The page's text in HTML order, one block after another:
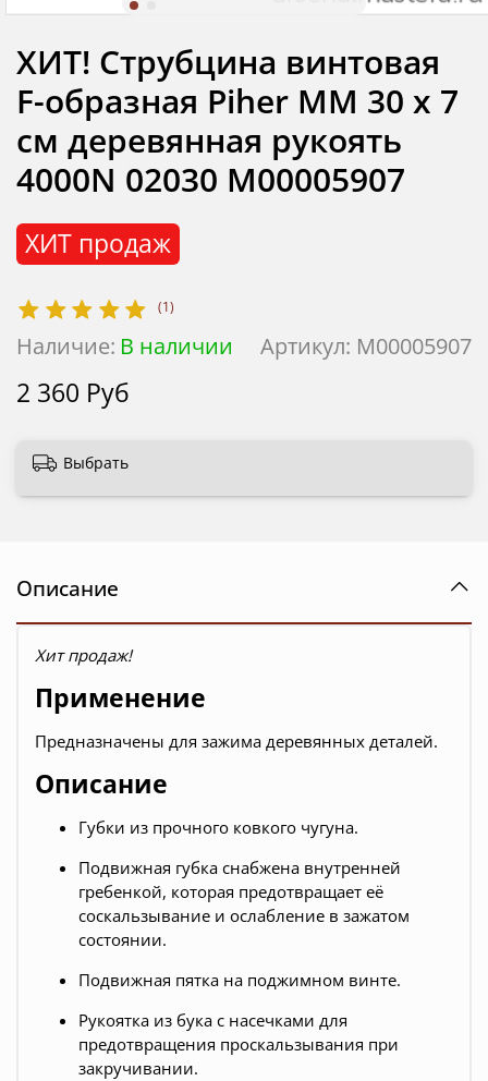
(1)
Артикул: М00005907
Наличие: В наличии
ХИТ продаж
ХИТ! Струбцина винтовая
F-образная Piher MM 30 х 7
см деревянная рукоять
4000N 02030 М00005907
2 360 Руб
Выбрать
Описание
Хит продаж!
Применение
Предназначены для зажима деревянных деталей.
Описание
Губки из прочного ковкого чугуна.
Подвижная губка снабжена внутренней
гребенкой, которая предотвращает её
соскальзывание и ослабление в зажатом
состоянии.
Подвижная пятка на поджимном винте.
Рукоятка из бука с насечками для
предотвращения проскальзывания при
закручивании.